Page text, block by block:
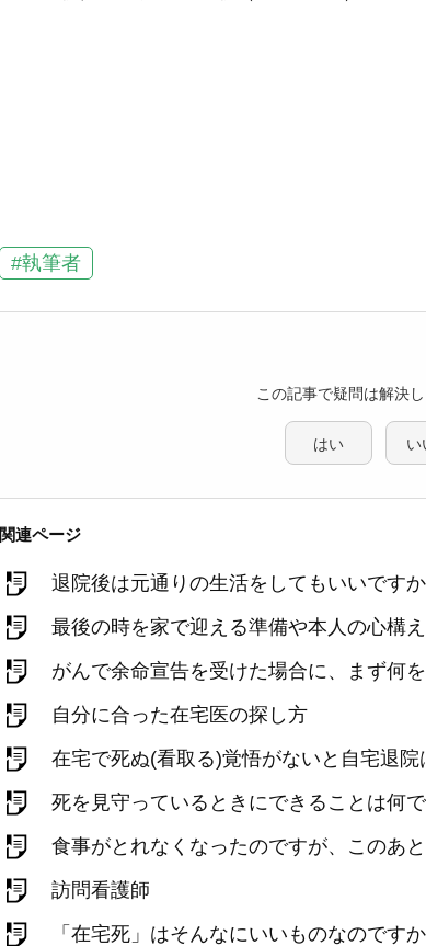
#執筆者
この記事で疑問は解決
はい い
関連ページ
退院後は元通りの生活をしてもいいですか
最後の時を家で迎える準備や本人の心構え
がんで余命宣告を受けた場合に、まず何
自分に合った在宅医の探し方
在宅で死ぬ(看取る)覚悟がないと自宅退
死を見守っているときにできることは何
食事がとれなくなったのですが、このあ
訪問看護師
「在宅死」はそんなにいいものなのですか